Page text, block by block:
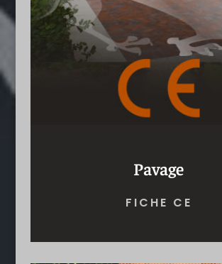
Pavage
FICHE CE